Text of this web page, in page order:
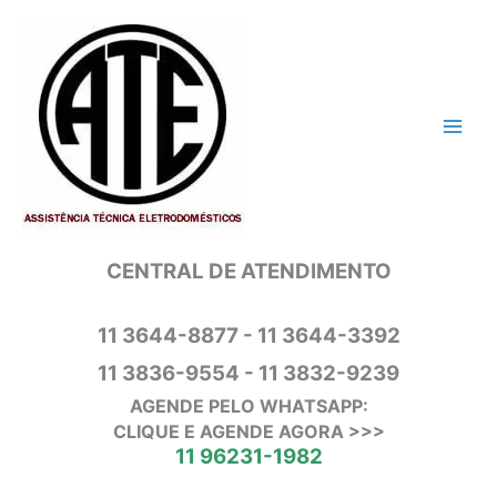
conteúdo
CENTRAL DE ATENDIMENTO
11 3644-8877 - 11 3644-3392
11 3836-9554 - 11 3832-9239
AGENDE PELO WHATSAPP:
CLIQUE E AGENDE AGORA >>>
11 96231-1982